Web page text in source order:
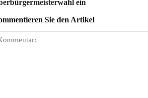
ein
Sie den Artikel